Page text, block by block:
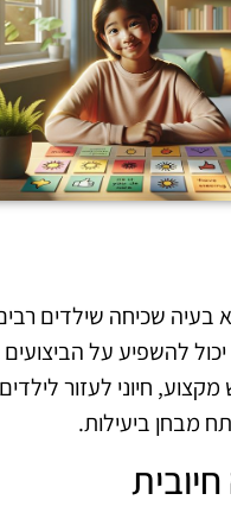
בעיה שכיחה שילדים
להשפיע על הביצועים
חיוני לעזור
מבחן ביעילות.